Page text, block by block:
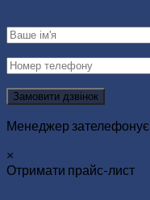
Замовити дзвінок
Менеджер
×
Отримати прайс-лист